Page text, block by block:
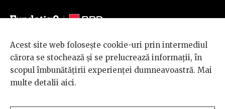
© 2026 BRD Groupe Société Générale, toate drepturile rezervate.
Scena 9 este un proiect sustinut de
BRD GROUPE SOCIÉTÉ
GÉNÉRALE
Acest site web folosește cookie-uri prin intermediul
cărora se stochează și se prelucrează informații, în
scopul îmbunătățirii experienței dumneavoastră. Mai
multe detalii aici.